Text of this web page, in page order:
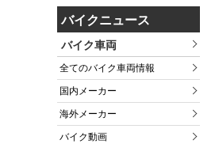
バイクニュース
バイク車両
全てのバイク車両情報
国内メーカー
海外メーカー
バイク動画